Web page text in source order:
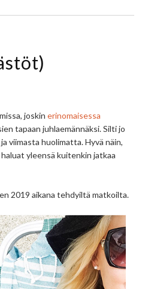
joskin erinomaisessa
tapaan juhlaemännäksi. Silti jo
huolimatta. Hyvä näin,
yleensä kuitenkin jatkaa
2019 aikana tehdyiltä matkoilta.